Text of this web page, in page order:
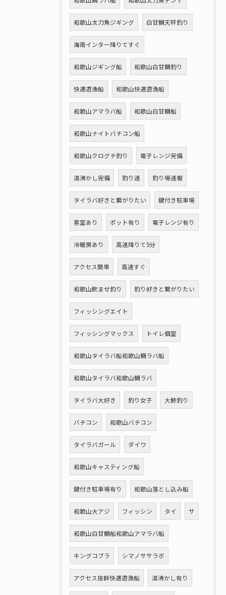
和歌山太刀魚ジギング 白甘鯛天秤釣り
海南インター降りてすぐ
和歌山ジギング船 和歌山白甘鯛釣り
快適遊漁船 和歌山快適遊漁船
和歌山アマラバ船 和歌山白甘鯛船
和歌山ナイトバチコン船
和歌山クログチ釣り 電子レンジ完備
湯沸かし完備 釣り速 釣り場速報
タイラバ好きと繋がりたい 鍵付き駐車場
客室あり ポット有り 電子レンジ有り
冷暖房あり 高速降りて5分
アクセス簡単 高速すぐ
和歌山飲ませ釣り 釣り好きと繋がりたい
フィッシングエイト
フィッシングマックス トイレ個室
和歌山タイラバ船和歌山鯛ラバ船
和歌山タイラバ和歌山鯛ラバ
タイラバ大好き 釣り女子 大鯵釣り
バチコン 和歌山バチコン
タイラバガール ダイワ
和歌山キャスティング船
鍵付き駐車場有り 和歌山落とし込み船
和歌山大アジ フィッシン タイ サ
和歌山白甘鯛船和歌山アマラバ船
キングコブラ シマノササラボ
アクセス抜群快適遊漁船 湯沸かし有り